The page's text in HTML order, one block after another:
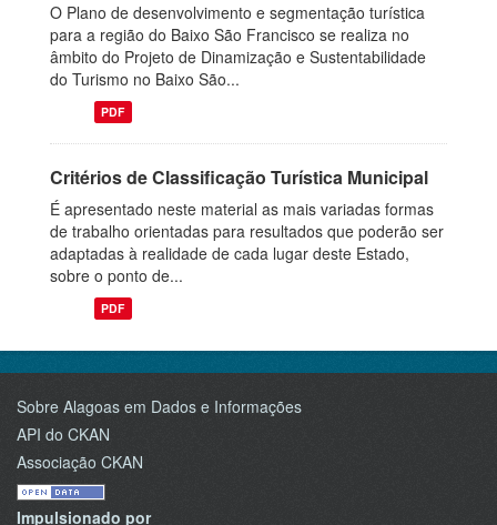
O Plano de desenvolvimento e segmentação turística
para a região do Baixo São Francisco se realiza no
âmbito do Projeto de Dinamização e Sustentabilidade
do Turismo no Baixo São...
PDF
Critérios de Classificação Turística Municipal
É apresentado neste material as mais variadas formas
de trabalho orientadas para resultados que poderão ser
adaptadas à realidade de cada lugar deste Estado,
sobre o ponto de...
PDF
Sobre Alagoas em Dados e Informações
API do CKAN
Associação CKAN
Impulsionado por